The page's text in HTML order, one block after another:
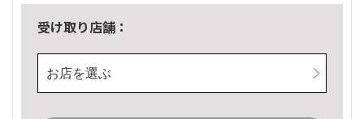
受け取り店舗：
お店を選ぶ